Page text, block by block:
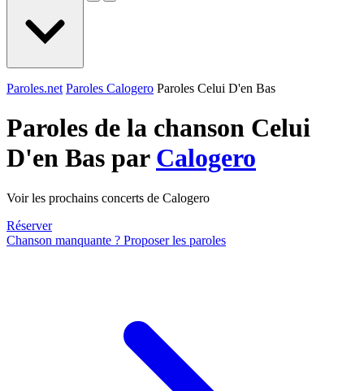
Paroles.net Paroles Calogero Paroles Celui D'en Bas
Paroles de la chanson Celui
D'en Bas par Calogero
Voir les prochains concerts de Calogero
Réserver
Chanson manquante ? Proposer les paroles